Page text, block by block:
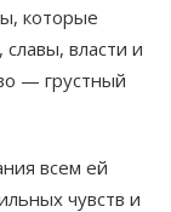
которые
власти и
— грустный
всем ей
чувств и